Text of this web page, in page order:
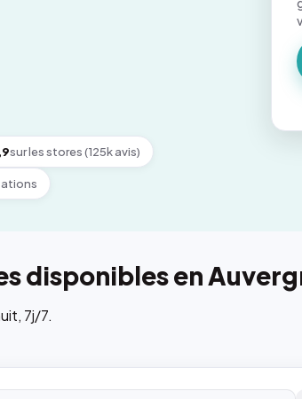
sur les stores (125k avis)
disponibles en
7j/7.